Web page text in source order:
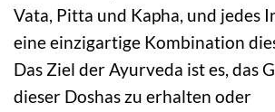
Vata, Pitta und Kapha, und jedes
eine einzigartige Kombination
Das Ziel der Ayurveda ist es, das
dieser Doshas zu erhalten oder